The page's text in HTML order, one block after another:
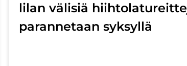
li­lan vä­li­siä
pa­ran­ne­taan syk­syl­lä